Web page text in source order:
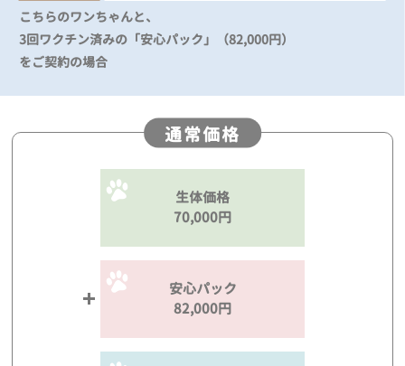
こちらのワンちゃんと、
3回ワクチン済みの「安心パック」（82,000円）
をご契約の場合
通常価格
生体価格
70,000円
安心パック
82,000円